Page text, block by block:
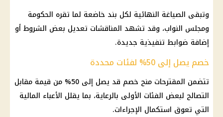
وتبقى الصياغة النهائية لكل بند خاضعة لما تقره الحكومة
ومجلس النواب، وقد تشهد المناقشات تعديل بعض الشروط أو
إضافة ضوابط تنفيذية جديدة.
خصم يصل إلى 50% لفئات محددة
تتضمن المقترحات منح خصم قد يصل إلى 50% من قيمة مقابل
التصالح لبعض الفئات الأولى بالرعاية، بما يقلل الأعباء المالية
التي تعوق استكمال الإجراءات.